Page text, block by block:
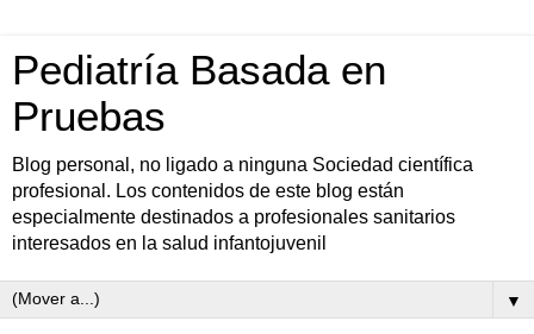
Pediatría Basada en
Pruebas
Blog personal, no ligado a ninguna Sociedad científica
profesional. Los contenidos de este blog están
especialmente destinados a profesionales sanitarios
interesados en la salud infantojuvenil
▼